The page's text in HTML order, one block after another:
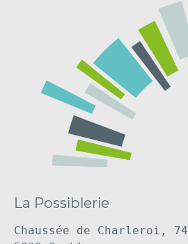
La Possiblerie
Chaussée de Charleroi, 74